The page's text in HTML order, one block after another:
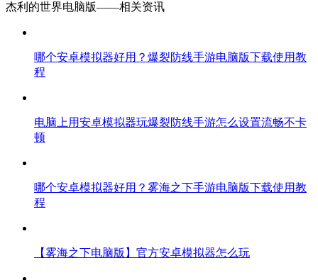
杰利的世界电脑版——相关资讯
哪个安卓模拟器好用？爆裂防线手游电脑版下载使用教
程
电脑上用安卓模拟器玩爆裂防线手游怎么设置流畅不卡
顿
哪个安卓模拟器好用？雾海之下手游电脑版下载使用教
程
【雾海之下电脑版】官方安卓模拟器怎么玩